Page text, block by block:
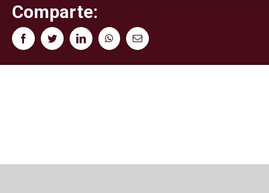
Comparte:
FacebookTwitterLinkedInWhatsAppCorreo
electrónico